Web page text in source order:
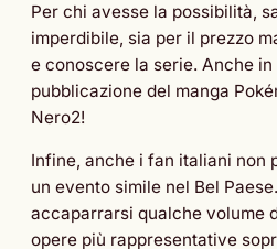
Per chi avesse la possibilità,
imperdibile, sia per il prezzo
e conoscere la serie. Anche
pubblicazione del manga
Nero2!
Infine, anche i fan italiani non
un evento simile nel Bel
accaparrarsi qualche volume
opere più rappresentative